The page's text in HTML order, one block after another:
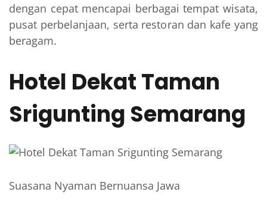
dengan cepat mencapai berbagai tempat wisata,
pusat perbelanjaan, serta restoran dan kafe yang
beragam.
Hotel Dekat Taman
Srigunting Semarang
Suasana Nyaman Bernuansa Jawa